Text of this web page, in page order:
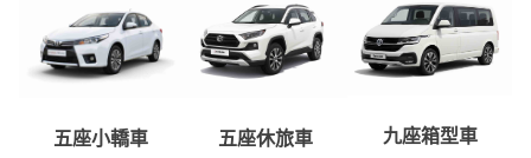
五座小轎車
五座休旅車
九座箱型車